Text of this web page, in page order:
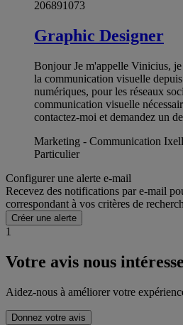
206891073
Graphic Designer
Bonjour Je m'appelle Vinicius,
la communication visuelle depuis
numériques, pour les réseaux
communication visuelle
contactez-moi et demandez un
Marketing - Communication
Particulier
Configurer une alerte e-mail
Recevez des notifications par e-mail
correspondant à vos critères de
Créer une alerte
1
Votre avis nous intéresse
Aidez-nous à améliorer votre
Donnez votre avis